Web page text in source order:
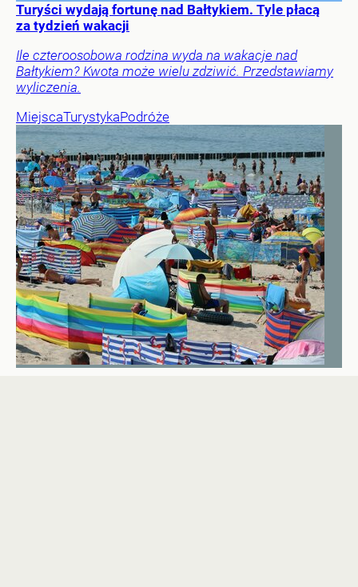
Turyści wydają fortunę nad Bałtykiem. Tyle płacą
za tydzień wakacji
Ile czteroosobowa rodzina wyda na wakacje nad
Bałtykiem? Kwota może wielu zdziwić. Przedstawiamy
wyliczenia.
MiejscaTurystykaPodróże